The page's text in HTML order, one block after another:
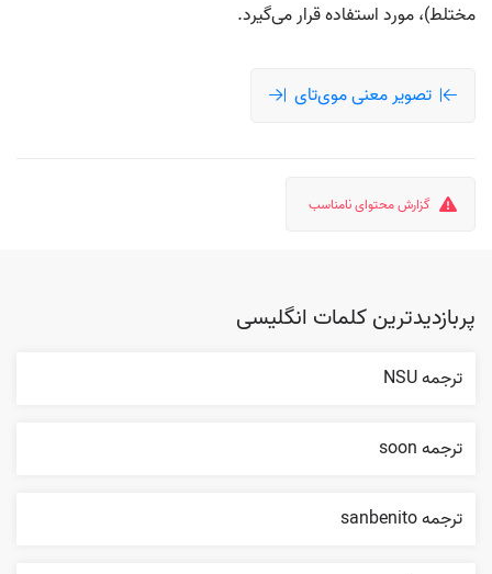
مختلط)، مورد استفاده قرار می‌گیرد.
تصویر معنی موی‌تای
گزارش محتوای نامناسب
پربازدیدترین کلمات انگلیسی
ترجمه NSU
ترجمه soon
ترجمه sanbenito